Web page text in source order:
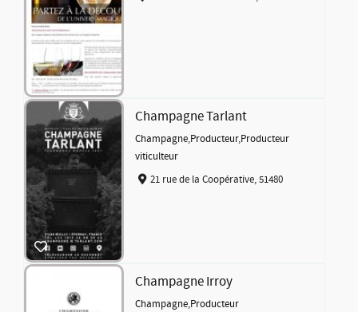
Champagne Tarlant
Champagne,Producteur,Producteur
viticulteur
21 rue de la Coopérative, 51480
Champagne Irroy
Champagne,Producteur